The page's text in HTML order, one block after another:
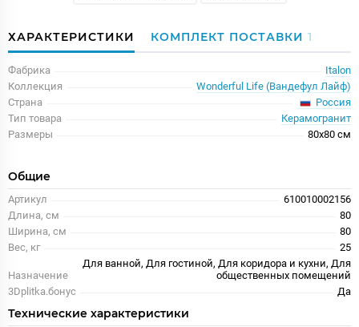
ХАРАКТЕРИСТИКИ КОМПЛЕКТ ПОСТАВКИ 1
Фабрика
Italon
Коллекция
Wonderful Life (Вандефул Лайф)
Страна
Россия
Тип товара
Керамогранит
Размеры
80x80 см
Общие
Артикул
610010002156
Длина, см
80
Ширина, см
80
Вес, кг
25
Назначение
Для ванной, Для гостиной, Для коридора и кухни, Для
общественных помещений
3Dplitka.бонус
Да
Технические характеристики